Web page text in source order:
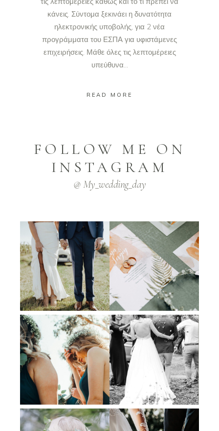
κάνεις. Σύντομα ξεκινάει η δυνατότητα
ηλεκτρονικής υποβολής, για 2 νέα
προγράμματα του ΕΣΠΑ για υφιστάμενες
επιχειρήσεις. Μάθε όλες τις λεπτομέρειες
υπεύθυνα...
READ MORE
FOLLOW ME ON
INSTAGRAM
@ My_wedding_day